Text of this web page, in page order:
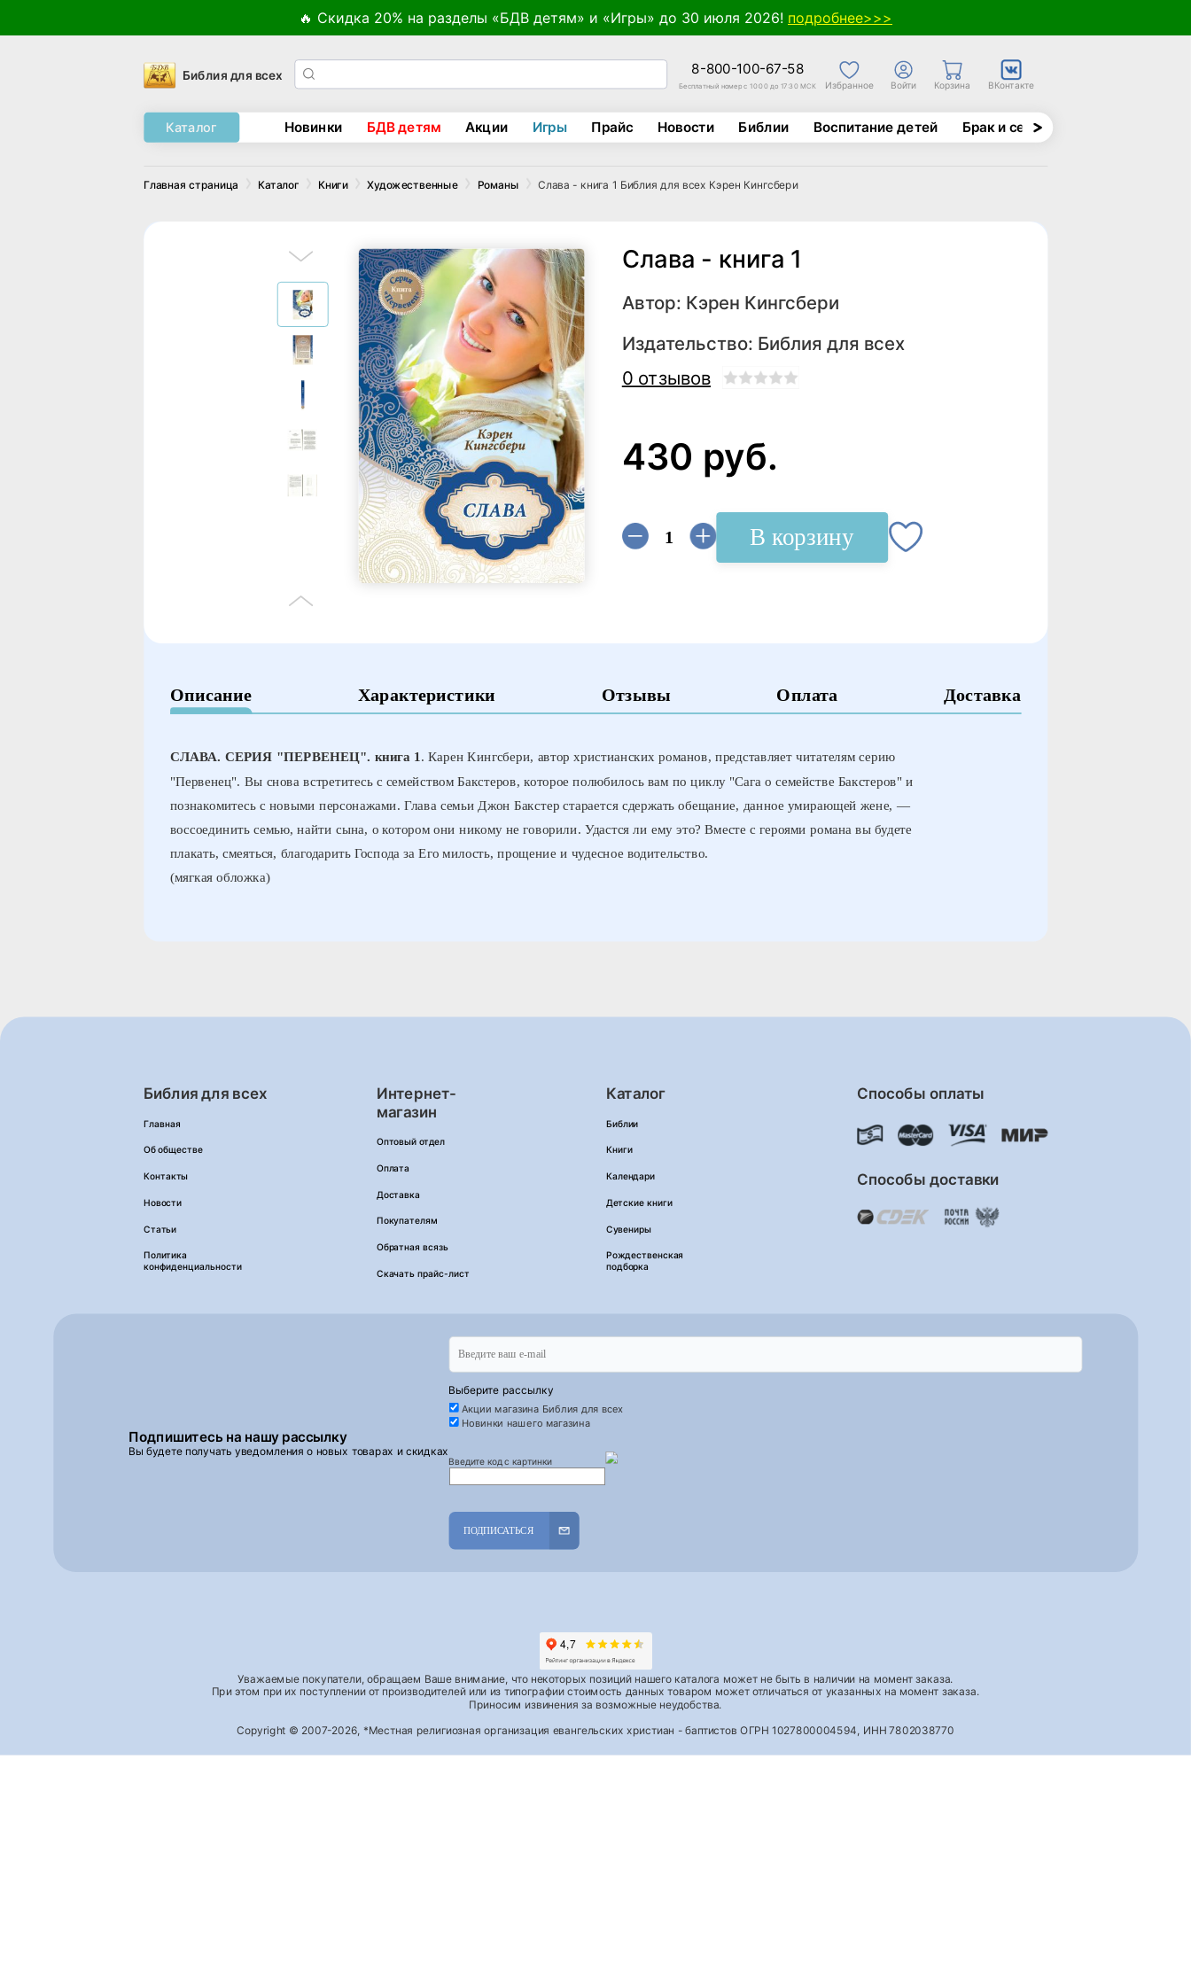
🔥 Скидка 20% на разделы «БДВ детям» и «Игры» до 30 июля 2026! подробнее>>>
Библия для всех 8-800-100-67-58
Бесплатный номер с 10:00 до 17:30 МСК Избранное Войти Корзина ВКонтакте
Каталог Новинки БДВ детям Акции Игры Прайс Новости Библии Воспитание детей Брак и семья
Главная страница Каталог Книги Художественные Романы Слава - книга 1 Библия для всех Кэрен Кингсбери
Слава - книга 1
Автор: Кэрен Кингсбери
Издательство: Библия для всех
0 отзывов
430 руб.
В корзину
Описание Характеристики Отзывы Оплата Доставка
СЛАВА. СЕРИЯ "ПЕРВЕНЕЦ". книга 1. Карен Кингсбери, автор христианских романов, представляет читателям серию
"Первенец". Вы снова встретитесь с семейством Бакстеров, которое полюбилось вам по циклу "Сага о семействе Бакстеров" и
познакомитесь с новыми персонажами. Глава семьи Джон Бакстер старается сдержать обещание, данное умирающей жене, —
воссоединить семью, найти сына, о котором они никому не говорили. Удастся ли ему это? Вместе с героями романа вы будете
плакать, смеяться, благодарить Господа за Его милость, прощение и чудесное водительство.
(мягкая обложка)
Библия для всех
Главная
Об обществе
Контакты
Новости
Статьи
Политика
конфиденциальности
Интернет-
магазин
Оптовый отдел
Оплата
Доставка
Покупателям
Обратная всязь
Скачать прайс-лист
Каталог
Библии
Книги
Календари
Детские книги
Сувениры
Рождественская
подборка
Способы оплаты
Способы доставки
Подпишитесь на нашу рассылку
Вы будете получать уведомления о новых товарах и скидках
Выберите рассылку
Акции магазина Библия для всех
Новинки нашего магазина
Введите код с картинки
ПОДПИСАТЬСЯ
Уважаемые покупатели, обращаем Ваше внимание, что некоторых позиций нашего каталога может не быть в наличии на момент заказа.
При этом при их поступлении от производителей или из типографии стоимость данных товаром может отличаться от указанных на момент заказа.
Приносим извинения за возможные неудобства.
Copyright © 2007-2026, *Местная религиозная организация евангельских христиан - баптистов ОГРН 1027800004594, ИНН 7802038770